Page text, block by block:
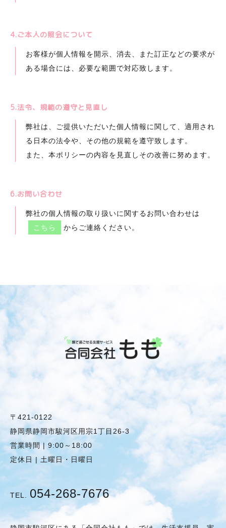
4.ご本人の照会について
お客様が個人情報を開示、消去、また訂正などの要求が
ある場合には、必要な範囲で対応致します。
5.法令、規範の遵守と見直し
弊社は、ご提供いただいた個人情報に関して、適用され
る日本の法令や、その他の規範を遵守致します。
また、本ポリシーの内容を見直しその改善に努めます。
6.お問い合わせ
弊社の個人情報の取り扱いに関するお問い合わせは
こちら
からご連絡ください。
〒421-0122
静岡県静岡市駿河区用宗1丁目26-3
営業時間 | 9:00～18:00
定休日 | 土曜日・日曜日
TEL. 054-268-7676